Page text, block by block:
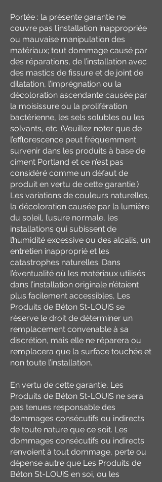
Portée : la présente garantie ne
couvre pas l’installation inappropriée
ou mauvaise manipulation des
matériaux; tout dommage causé par
des réparations, de l’installation avec
des mastics de fissure et de joint de
dilatation, l’imprégnation ou la
décoloration ascendante causée par
la moisissure ou la prolifération
bactérienne, les sels solubles ou les
solvants, etc. (Veuillez noter que de
l’efflorescence peut fréquemment
survenir dans les produits à base de
ciment Portland et ce n’est pas
considéré comme un défaut de
produit en vertu de cette garantie.)
Les variations de couleurs naturelles,
la décoloration causée par la lumière
du soleil, l’usure normale, les
installations qui subissent de
l’humidité excessive ou des alcalis, un
entretien inapproprié et les
catastrophes naturelles. Dans
l’éventualité où les matériaux utilisés
dans l’installation originale n’étaient
plus facilement accessibles, Les
Produits de Béton St-LOUiS se
réserve le droit de déterminer un
remplacement convenable à sa
discrétion, mais elle ne réparera ou
remplacera que la surface touchée et
non toute l’installation.
En vertu de cette garantie, Les
Produits de Béton St-LOUiS ne sera
pas tenues responsable des
dommages consécutifs ou indirects
de toute nature que ce soit. Les
dommages consécutifs ou indirects
renvoient à tout dommage, perte ou
dépense autre que Les Produits de
Béton St-LOUiS en soi, ou les